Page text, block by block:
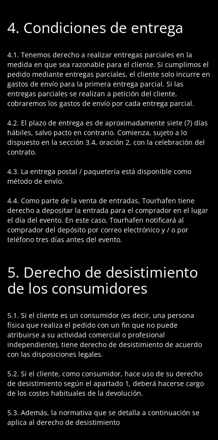
4. Condiciones de entrega
4.1. Tenemos derecho a realizar entregas parciales en la
medida en que sea razonable para el cliente. Si cumplimos el
pedido mediante entregas parciales, el cliente solo incurre en
gastos de envío para la primera entrega parcial. Si las
entregas parciales se realizan a petición del cliente,
cobraremos los gastos de envío por cada entrega parcial.
4.2. El plazo de entrega es de aproximadamente siete (7) días
hábiles, salvo pacto en contrario. Comienza, sujeto a lo
dispuesto en la sección 3.4, oración 2, con la celebración del
contrato.
4.3. La entrega postal / paquetería está disponible como
método de envío.
4.4. Como parte de la venta de entradas, Tourhafen tiene
derecho a depositar la entrada para el comprador en el lugar
el día del evento. En este caso, Tourhafen notificará al
comprador del depósito por correo electrónico y / o por
teléfono tres días antes del evento.
5. Derecho de desistimiento
de los consumidores
5.1. Si el cliente es un consumidor (es decir, una persona
física que realiza el pedido con un fin que no puede
atribuirse a su actividad comercial o profesional
independiente), tiene derecho de desistimiento de acuerdo
con las disposiciones legales.
5.2. Si el cliente, como consumidor, hace uso de su derecho
de desistimiento según el apartado 1, deberá hacerse cargo
de los costes habituales de la devolución.
5.3. Además, la normativa que se detalla a continuación se
aplica al derecho de desistimiento